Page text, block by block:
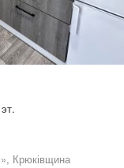
Крюківщина